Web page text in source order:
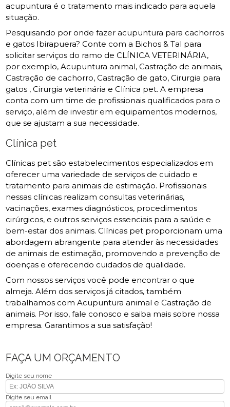
acupuntura é o tratamento mais indicado para aquela
situação.
Pesquisando por onde fazer acupuntura para cachorros
e gatos Ibirapuera? Conte com a Bichos & Tal para
solicitar serviços do ramo de CLÍNICA VETERINÁRIA,
por exemplo, Acupuntura animal, Castração de animais,
Castração de cachorro, Castração de gato, Cirurgia para
gatos , Cirurgia veterinária e Clínica pet. A empresa
conta com um time de profissionais qualificados para o
serviço, além de investir em equipamentos modernos,
que se ajustam a sua necessidade.
Clínica pet
Clínicas pet são estabelecimentos especializados em
oferecer uma variedade de serviços de cuidado e
tratamento para animais de estimação. Profissionais
nessas clínicas realizam consultas veterinárias,
vacinações, exames diagnósticos, procedimentos
cirúrgicos, e outros serviços essenciais para a saúde e
bem-estar dos animais. Clínicas pet proporcionam uma
abordagem abrangente para atender às necessidades
de animais de estimação, promovendo a prevenção de
doenças e oferecendo cuidados de qualidade.
Com nossos serviços você pode encontrar o que
almeja. Além dos serviços já citados, também
trabalhamos com Acupuntura animal e Castração de
animais. Por isso, fale conosco e saiba mais sobre nossa
empresa. Garantimos a sua satisfação!
FAÇA UM ORÇAMENTO
Digite seu nome
Digite seu email